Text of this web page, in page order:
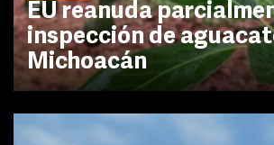
EU reanuda
inspección de
Michoacán